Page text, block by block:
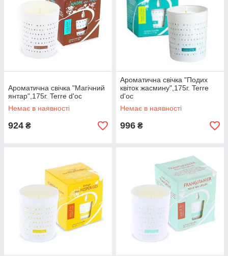
Ароматична свічка "Магічний
янтар",175г. Terre d'oc
Немає в наявності
924 ₴
Ароматична свічка "Подих
квіток жасмину",175г. Terre
d'oc
Немає в наявності
996 ₴